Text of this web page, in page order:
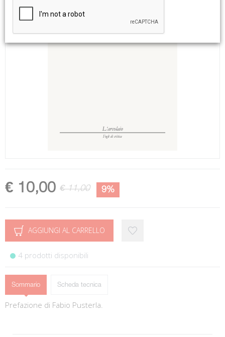
€ 10,00 € 11,00 9%
AGGIUNGI AL CARRELLO
4 prodotti disponibili
Sommario Scheda tecnica
Prefazione di Fabio Pusterla.